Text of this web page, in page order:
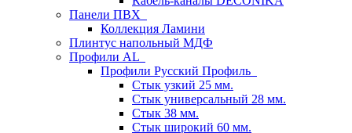
Панели ПВХ
Коллекция Ламини
Плинтус напольный МДФ
Профили AL
Профили Русский Профиль
Стык узкий 25 мм.
Стык универсальный 28 мм.
Стык 38 мм.
Стык широкий 60 мм.